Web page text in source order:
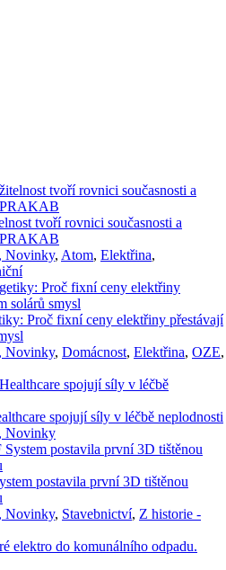
tvoří rovnici současnosti a
PRAKAB
Novinky, Atom, Elektřina,
Proč fixní ceny elektřiny přestávají
Novinky, Domácnost, Elektřina, OZE,
spojují síly v léčbě neplodnosti
Novinky
postavila první 3D tištěnou
Novinky, Stavebnictví, Z historie -